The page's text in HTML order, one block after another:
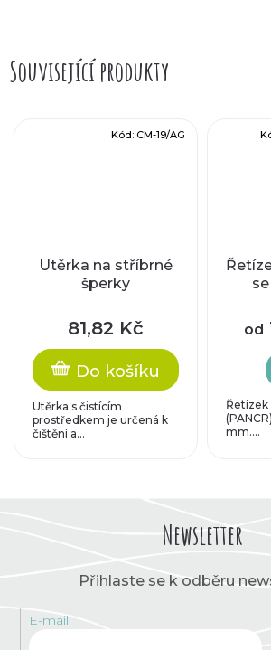
Související produkty
Utěrka na stříbrné
šperky
81,82 Kč
Do košíku
Utěrka s čistícím
prostředkem je určená k
čištění a...
Kód: CM-19/AG
od
Řetízek
mm....
Newsletter
Přihlaste se k odběru
E-mail